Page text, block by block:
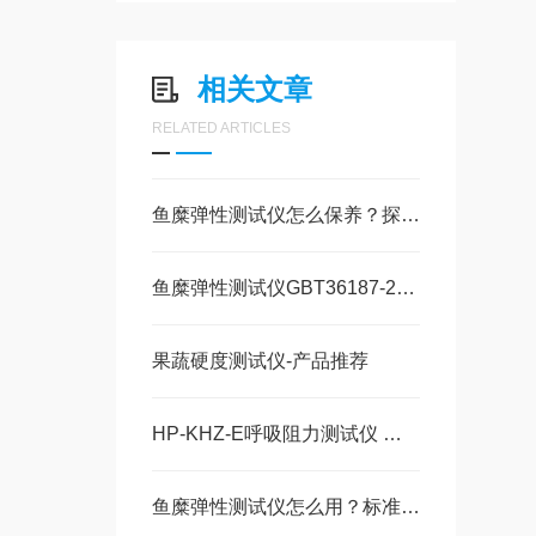
相关文章
RELATED ARTICLES
鱼糜弹性测试仪怎么保养？探针清洁与力值校准要点
鱼糜弹性测试仪GBT36187-2018冷冻鱼糜凝胶强度测定
果蔬硬度测试仪-产品推荐
HP-KHZ-E呼吸阻力测试仪 （欧标）-选购指南
鱼糜弹性测试仪怎么用？标准操作流程与数据解读